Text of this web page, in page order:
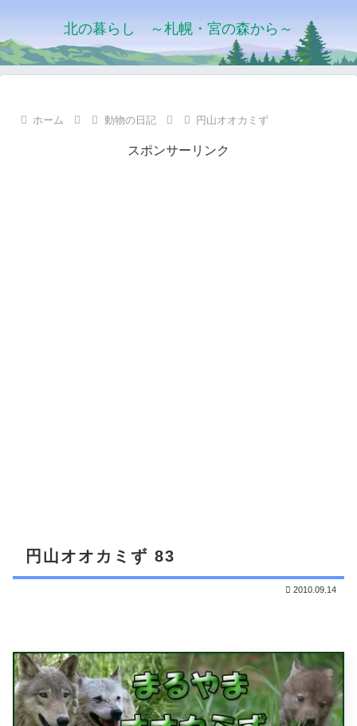
北の暮らし ～札幌・宮の森から～
ホーム 動物の日記 円山オオカミず
スポンサーリンク
円山オオカミず 83
2010.09.14